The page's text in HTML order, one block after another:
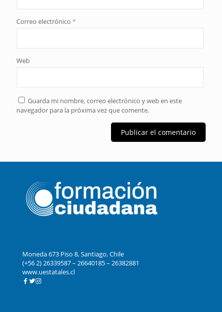
Correo electrónico *
Web
Guarda mi nombre, correo electrónico y web en este
navegador para la próxima vez que comente.
Moneda 673 Piso 8, Santiago, Chile
(+56 2) 26339587 – 26640185 – 26382881
www.uestatales.cl